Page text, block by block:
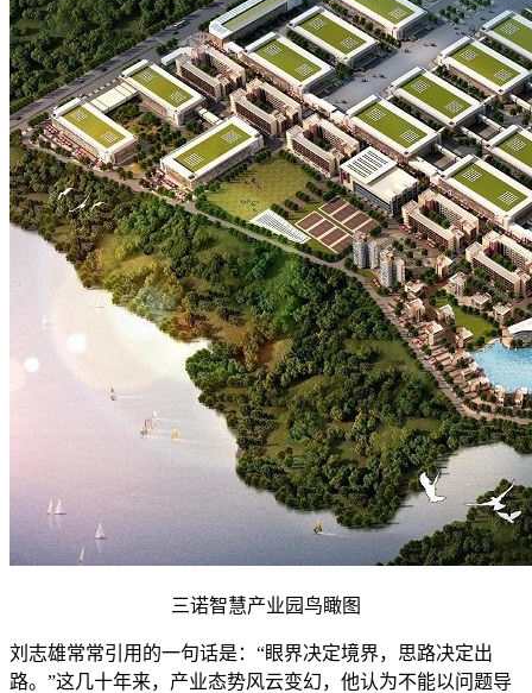
三诺智慧产业园鸟瞰图
刘志雄常常引用的一句话是：“眼界决定境界，思路决定出
路。”这几十年来，产业态势风云变幻，他认为不能以问题导